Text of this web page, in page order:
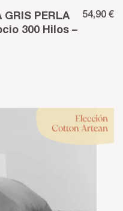
PERLA
300 Hilos –
54,90 €